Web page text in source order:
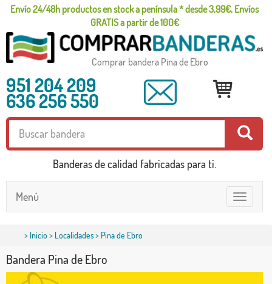
Envío 24/48h productos en stock a península * desde 3,99€, Envíos
GRATIS a partir de 100€
Comprar bandera Pina de Ebro
951 204 209
636 256 550
Banderas de calidad fabricadas para ti.
Toggle
navigation
Menú
> Inicio> Localidades> Pina de Ebro
Bandera Pina de Ebro